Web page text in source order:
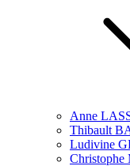
Anne
Thibault
Ludivine
Christophe